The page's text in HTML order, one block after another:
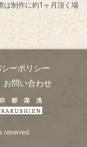
は制作に約1ヶ月頂く場
ーポリシー
お問い合わせ
reserved.